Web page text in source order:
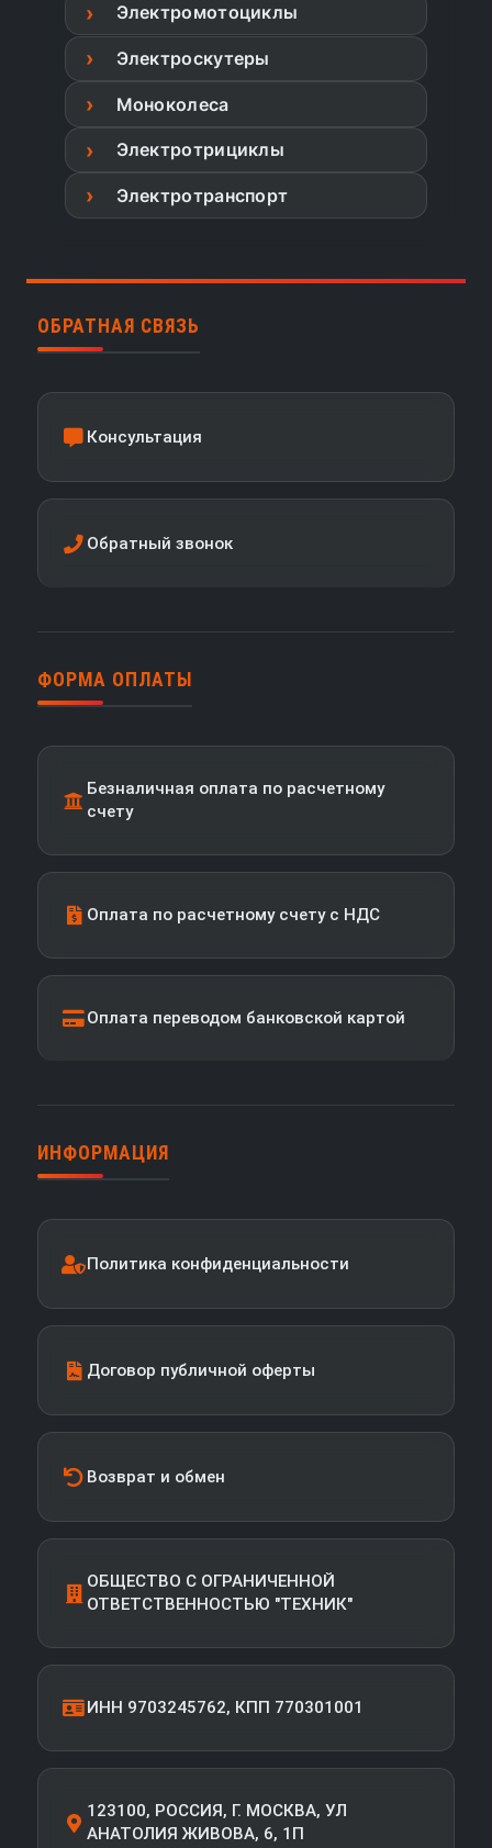
Электромотоциклы
Электроскутеры
Моноколеса
Электротрициклы
Электротранспорт
ОБРАТНАЯ СВЯЗЬ
Консультация
Обратный звонок
ФОРМА ОПЛАТЫ
Безналичная оплата по расчетному
счету
Оплата по расчетному счету с НДС
Оплата переводом банковской картой
ИНФОРМАЦИЯ
Политика конфиденциальности
Договор публичной оферты
Возврат и обмен
ОБЩЕСТВО С ОГРАНИЧЕННОЙ
ОТВЕТСТВЕННОСТЬЮ "ТЕХНИК"
ИНН 9703245762, КПП 770301001
123100, РОССИЯ, Г. МОСКВА, УЛ
АНАТОЛИЯ ЖИВОВА, 6, 1П